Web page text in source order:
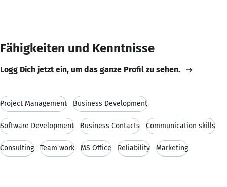
Fähigkeiten und Kenntnisse
Logg Dich jetzt ein, um das ganze Profil zu sehen.
Project Management Business Development
Software Development Business Contacts Communication skills
Consulting Team work MS Office Reliability Marketing